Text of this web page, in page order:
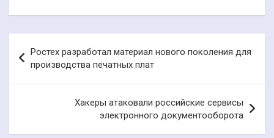
по
записям
Ростех разработал материал нового поколения для
производства печатных плат
Хакеры атаковали российские сервисы
электронного документооборота